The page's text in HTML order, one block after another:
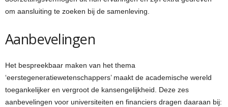
om aansluiting te zoeken bij de samenleving.
Aanbevelingen
Het bespreekbaar maken van het thema
‘eerstegeneratiewetenschappers’ maakt de academische wereld
toegankelijker en vergroot de kansengelijkheid. Deze zes
aanbevelingen voor universiteiten en financiers dragen daaraan bij: